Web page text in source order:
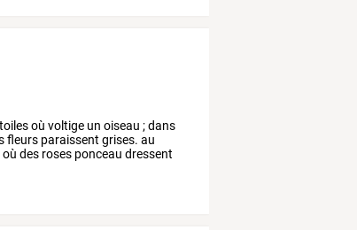
où voltige un oiseau ;dans
fleurs paraissent grises. au
où des roses ponceau dressent